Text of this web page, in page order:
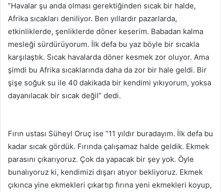
”Havalar şu anda olması gerektiğinden sıcak bir halde,
Afrika sıcakları deniliyor. Ben yıllardır pazarlarda,
etkinliklerde, şenliklerde döner keserim. Babadan kalma
mesleği sürdürüyorum. İlk defa bu yaz böyle bir sıcakla
karşılaştık. Sıcak havalarda döner kesmek zor oluyor. Ama
şimdi bu Afrika sıcaklarında daha da zor bir hale geldi. Bir
şişe soğuk su ile 40 dakikada bir kendimi yıkıyorum, yoksa
dayanılacak bir sıcak değil” dedi.
Fırın ustası Süheyl Oruç ise ”11 yıldır buradayım. İlk defa bu
kadar sıcak gördük. Fırında çalışamaz halde geldik. Ekmek
parasını çıkarıyoruz. Çok da yapacak bir şey yok. Öyle
bunalıyoruz ki, kendimizi dışarı atıyor bekliyoruz. Ekmek
çıkınca yine ekmekleri çıkartıp fırına yeni ekmekleri koyup,